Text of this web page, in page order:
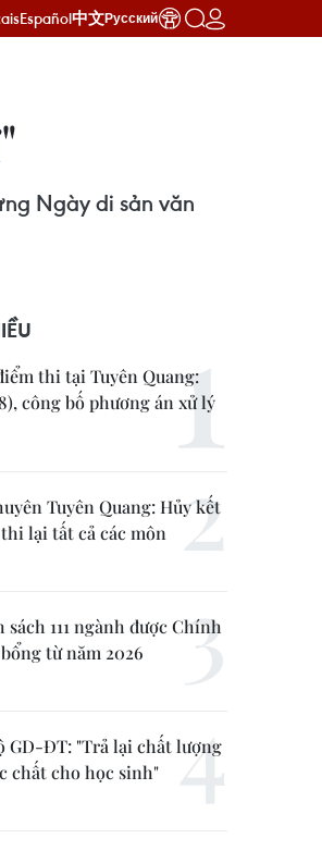
Español中文Русский
Ngày di sản văn
thi tại Tuyên Quang:
công bố phương án xử lý
Tuyên Quang: Hủy kết
lại tất cả các môn
111 ngành được Chính
từ năm 2026
GD-ĐT: "Trả lại chất lượng
chất cho học sinh"